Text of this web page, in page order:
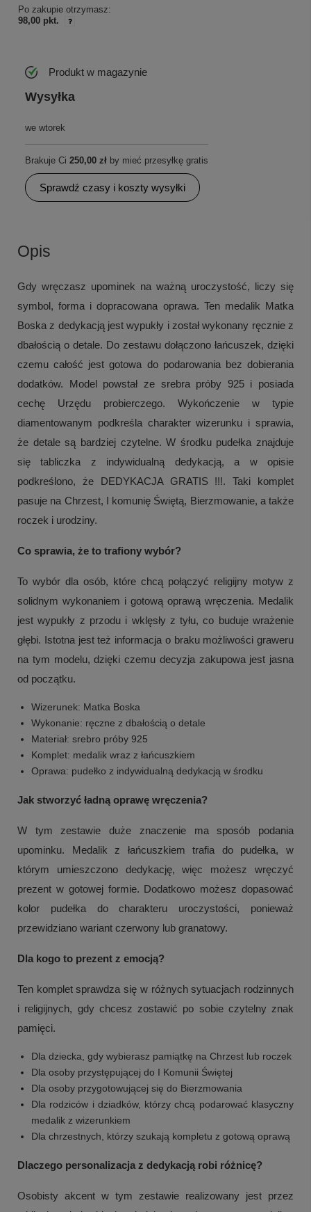
Po zakupie otrzymasz:
98,00 pkt.
Produkt w magazynie
Wysyłka
we wtorek
Brakuje Ci 250,00 zł by mieć przesyłkę gratis
Sprawdź czasy i koszty wysyłki
Opis
Gdy wręczasz upominek na ważną uroczystość, liczy się
symbol, forma i dopracowana oprawa. Ten medalik Matka
Boska z dedykacją jest wypukły i został wykonany ręcznie z
dbałością o detale. Do zestawu dołączono łańcuszek, dzięki
czemu całość jest gotowa do podarowania bez dobierania
dodatków. Model powstał ze srebra próby 925 i posiada
cechę Urzędu probierczego. Wykończenie w typie
diamentowanym podkreśla charakter wizerunku i sprawia,
że detale są bardziej czytelne. W środku pudełka znajduje
się tabliczka z indywidualną dedykacją, a w opisie
podkreślono, że DEDYKACJA GRATIS !!!. Taki komplet
pasuje na Chrzest, I komunię Świętą, Bierzmowanie, a także
roczek i urodziny.
Co sprawia, że to trafiony wybór?
To wybór dla osób, które chcą połączyć religijny motyw z
solidnym wykonaniem i gotową oprawą wręczenia. Medalik
jest wypukły z przodu i wklęsły z tyłu, co buduje wrażenie
głębi. Istotna jest też informacja o braku możliwości graweru
na tym modelu, dzięki czemu decyzja zakupowa jest jasna
od początku.
Wizerunek: Matka Boska
Wykonanie: ręczne z dbałością o detale
Materiał: srebro próby 925
Komplet: medalik wraz z łańcuszkiem
Oprawa: pudełko z indywidualną dedykacją w środku
Jak stworzyć ładną oprawę wręczenia?
W tym zestawie duże znaczenie ma sposób podania
upominku. Medalik z łańcuszkiem trafia do pudełka, w
którym umieszczono dedykację, więc możesz wręczyć
prezent w gotowej formie. Dodatkowo możesz dopasować
kolor pudełka do charakteru uroczystości, ponieważ
przewidziano wariant czerwony lub granatowy.
Dla kogo to prezent z emocją?
Ten komplet sprawdza się w różnych sytuacjach rodzinnych
i religijnych, gdy chcesz zostawić po sobie czytelny znak
pamięci.
Dla dziecka, gdy wybierasz pamiątkę na Chrzest lub roczek
Dla osoby przystępującej do I Komunii Świętej
Dla osoby przygotowującej się do Bierzmowania
Dla rodziców i dziadków, którzy chcą podarować klasyczny
medalik z wizerunkiem
Dla chrzestnych, którzy szukają kompletu z gotową oprawą
Dlaczego personalizacja z dedykacją robi różnicę?
Osobisty akcent w tym zestawie realizowany jest przez